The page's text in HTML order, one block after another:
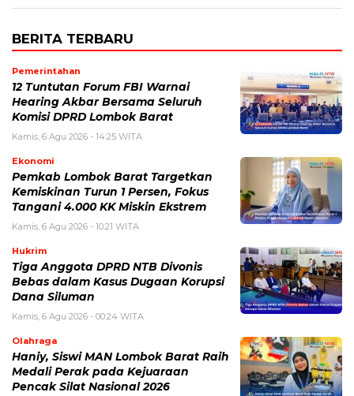
BERITA TERBARU
Pemerintahan
12 Tuntutan Forum FBI Warnai
Hearing Akbar Bersama Seluruh
Komisi DPRD Lombok Barat
Kamis, 6 Agu 2026 - 14:25 WITA
Ekonomi
Pemkab Lombok Barat Targetkan
Kemiskinan Turun 1 Persen, Fokus
Tangani 4.000 KK Miskin Ekstrem
Kamis, 6 Agu 2026 - 10:21 WITA
Hukrim
Tiga Anggota DPRD NTB Divonis
Bebas dalam Kasus Dugaan Korupsi
Dana Siluman
Kamis, 6 Agu 2026 - 00:24 WITA
Olahraga
Haniy, Siswi MAN Lombok Barat Raih
Medali Perak pada Kejuaraan
Pencak Silat Nasional 2026